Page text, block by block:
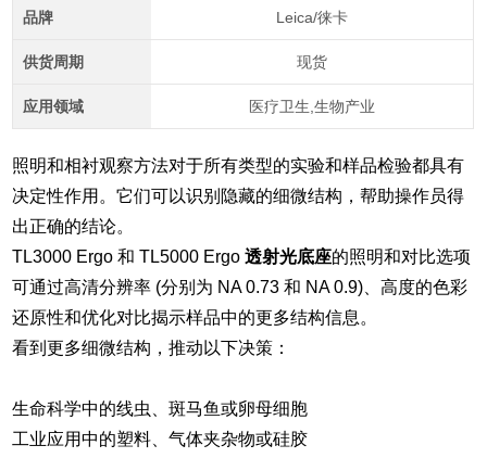
品牌 Leica/徕卡
供货周期 现货
应用领域 医疗卫生,生物产业
照明和相衬观察方法对于所有类型的实验和样品检验都具有
决定性作用。它们可以识别隐藏的细微结构，帮助操作员得
出正确的结论。
TL3000 Ergo 和 TL5000 Ergo透射光底座的照明和对比选项
可通过高清分辨率 (分别为 NA 0.73 和 NA 0.9)、高度的色彩
还原性和优化对比揭示样品中的更多结构信息。
看到更多细微结构，推动以下决策：
生命科学中的线虫、斑马鱼或卵母细胞
工业应用中的塑料、气体夹杂物或硅胶